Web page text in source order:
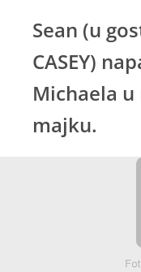
Sean (u
CASEY)
Michaela
majku.